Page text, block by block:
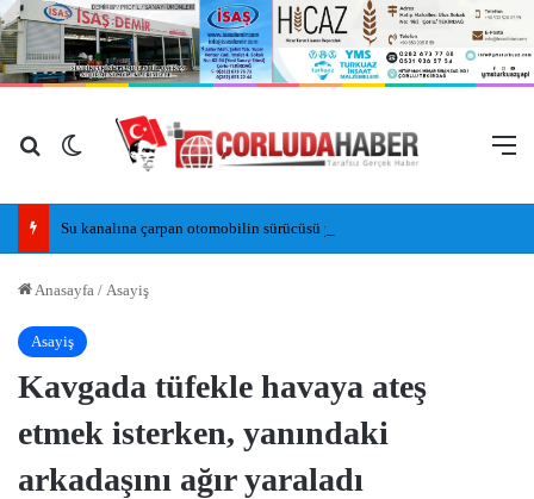
Arama yap ...
Dış görünümü değiştir
Su kanalına çarpan otomobilin sürücüsü yaralandı
Anasayfa / Asayiş
Asayiş
Kavgada tüfekle havaya ateş
etmek isterken, yanındaki
arkadaşını ağır yaraladı